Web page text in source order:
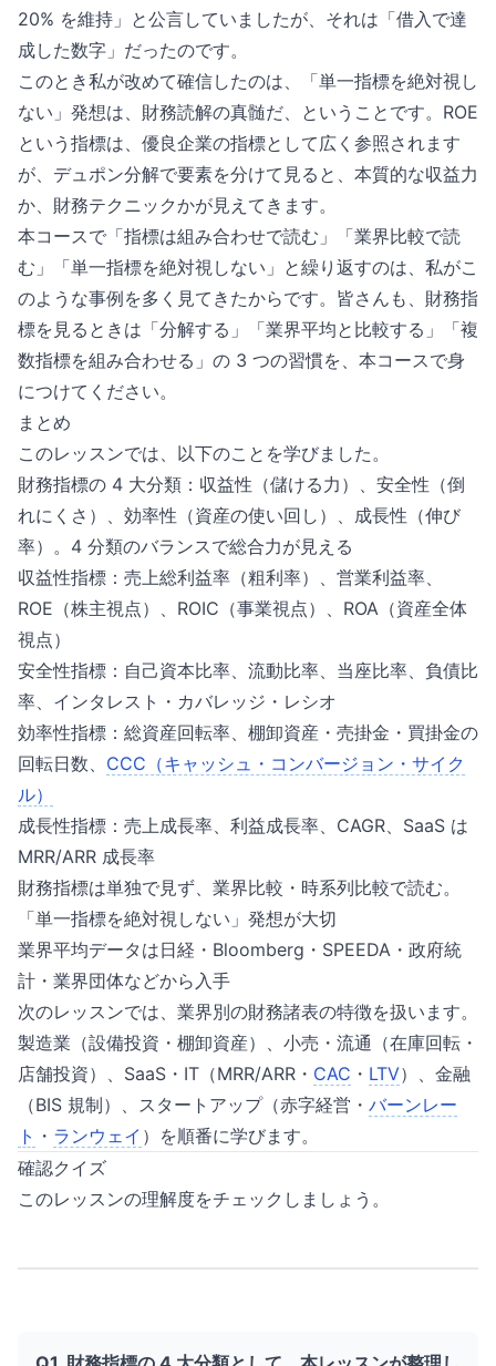
20% を維持」と公言していましたが、それは「借入で達
成した数字」だったのです。
このとき私が改めて確信したのは、「単一指標を絶対視し
ない」発想は、財務読解の真髄だ、ということです。ROE
という指標は、優良企業の指標として広く参照されます
が、デュポン分解で要素を分けて見ると、本質的な収益力
か、財務テクニックかが見えてきます。
本コースで「指標は組み合わせで読む」「業界比較で読
む」「単一指標を絶対視しない」と繰り返すのは、私がこ
のような事例を多く見てきたからです。皆さんも、財務指
標を見るときは「分解する」「業界平均と比較する」「複
数指標を組み合わせる」の 3 つの習慣を、本コースで身
につけてください。
まとめ
このレッスンでは、以下のことを学びました。
財務指標の 4 大分類：収益性（儲ける力）、安全性（倒
れにくさ）、効率性（資産の使い回し）、成長性（伸び
率）。4 分類のバランスで総合力が見える
収益性指標：売上総利益率（粗利率）、営業利益率、
ROE（株主視点）、ROIC（事業視点）、ROA（資産全体
視点）
安全性指標：自己資本比率、流動比率、当座比率、負債比
率、インタレスト・カバレッジ・レシオ
効率性指標：総資産回転率、棚卸資産・売掛金・買掛金の
回転日数、 CCC（キャッシュ・コンバージョン・サイク
ル）
成長性指標：売上成長率、利益成長率、CAGR、SaaS は
MRR/ARR 成長率
財務指標は単独で見ず、業界比較・時系列比較で読む。
「単一指標を絶対視しない」発想が大切
業界平均データは日経・Bloomberg・SPEEDA・政府統
計・業界団体などから入手
次のレッスンでは、業界別の財務諸表の特徴を扱います。
製造業（設備投資・棚卸資産）、小売・流通（在庫回転・
店舗投資）、SaaS・IT（MRR/ARR・ CAC ・ LTV）、金融
（BIS 規制）、スタートアップ（赤字経営・ バーンレー
ト ・ ランウェイ ）を順番に学びます。
確認クイズ
このレッスンの理解度をチェックしましょう。